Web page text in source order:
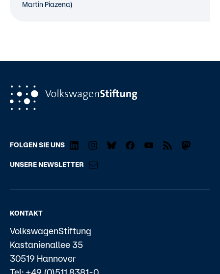
Martin Piazena)
FOLGEN SIE UNS
UNSERE NEWSLETTER
KONTAKT
VolkswagenStiftung
Kastanienallee 35
30519 Hannover